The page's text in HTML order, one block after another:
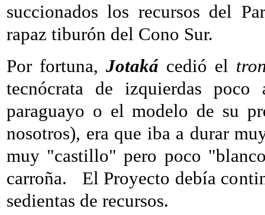
succionados los recursos del
rapaz tiburón del Cono Sur.
Por fortuna, Jotaká cedió el
tecnócrata de izquierdas poco
paraguayo o el modelo de su
nosotros), era que iba a durar
muy "castillo" pero poco
carroña.
El Proyecto debía
sedientas de recursos.